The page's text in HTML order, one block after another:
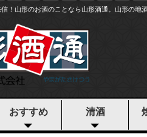
！山形のお酒のことなら山形酒通。山形の地
おすすめ 清酒